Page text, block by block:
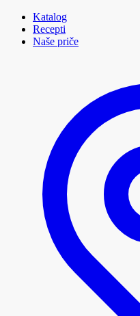
Katalog
Recepti
Naše priče